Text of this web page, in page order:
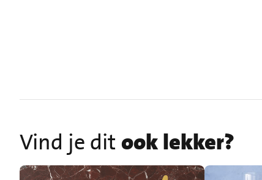
Vind je ditook lekker?